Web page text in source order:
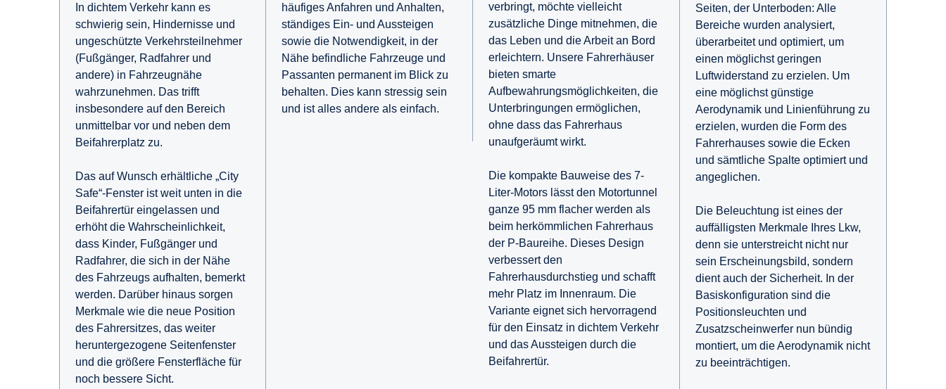
In dichtem Verkehr kann es
schwierig sein, Hindernisse und
ungeschützte Verkehrsteilnehmer
(Fußgänger, Radfahrer und
andere) in Fahrzeugnähe
wahrzunehmen. Das trifft
insbesondere auf den Bereich
unmittelbar vor und neben dem
Beifahrerplatz zu.
Das auf Wunsch erhältliche „City
Safe“-Fenster ist weit unten in die
Beifahrertür eingelassen und
erhöht die Wahrscheinlichkeit,
dass Kinder, Fußgänger und
Radfahrer, die sich in der Nähe
des Fahrzeugs aufhalten, bemerkt
werden. Darüber hinaus sorgen
Merkmale wie die neue Position
des Fahrersitzes, das weiter
heruntergezogene Seitenfenster
und die größere Fensterfläche für
noch bessere Sicht.
häufiges Anfahren und Anhalten,
ständiges Ein- und Aussteigen
sowie die Notwendigkeit, in der
Nähe befindliche Fahrzeuge und
Passanten permanent im Blick zu
behalten. Dies kann stressig sein
und ist alles andere als einfach.
verbringt, möchte vielleicht
zusätzliche Dinge mitnehmen, die
das Leben und die Arbeit an Bord
erleichtern. Unsere Fahrerhäuser
bieten smarte
Aufbewahrungsmöglichkeiten, die
Unterbringungen ermöglichen,
ohne dass das Fahrerhaus
unaufgeräumt wirkt.
Die kompakte Bauweise des 7-
Liter-Motors lässt den Motortunnel
ganze 95 mm flacher werden als
beim herkömmlichen Fahrerhaus
der P-Baureihe. Dieses Design
verbessert den
Fahrerhausdurchstieg und schafft
mehr Platz im Innenraum. Die
Variante eignet sich hervorragend
für den Einsatz in dichtem Verkehr
und das Aussteigen durch die
Beifahrertür.
Seiten, der Unterboden: Alle
Bereiche wurden analysiert,
überarbeitet und optimiert, um
einen möglichst geringen
Luftwiderstand zu erzielen. Um
eine möglichst günstige
Aerodynamik und Linienführung zu
erzielen, wurden die Form des
Fahrerhauses sowie die Ecken
und sämtliche Spalte optimiert und
angeglichen.
Die Beleuchtung ist eines der
auffälligsten Merkmale Ihres Lkw,
denn sie unterstreicht nicht nur
sein Erscheinungsbild, sondern
dient auch der Sicherheit. In der
Basiskonfiguration sind die
Positionsleuchten und
Zusatzscheinwerfer nun bündig
montiert, um die Aerodynamik nicht
zu beeinträchtigen.